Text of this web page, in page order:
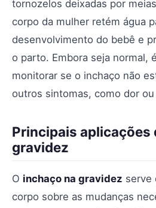
tornozelos deixadas por
corpo da mulher retém água
desenvolvimento do bebê e
o parto. Embora seja normal,
monitorar se o inchaço não
outros sintomas, como dor
Principais aplicações
gravidez
O inchaço na gravidez serve
corpo sobre as mudanças